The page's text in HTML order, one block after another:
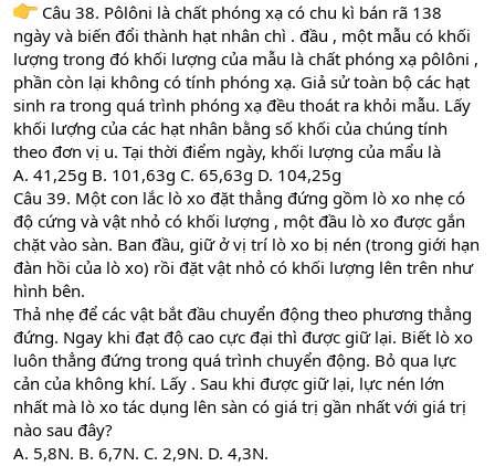
Câu 38. Pôlôni là chất phóng xạ có chu kì bán rã 138
ngày và biến đổi thành hạt nhân chì . đầu , một mẫu có khối
lượng trong đó khối lượng của mẫu là chất phóng xạ pôlôni ,
phần còn lại không có tính phóng xạ. Giả sử toàn bộ các hạt
sinh ra trong quá trình phóng xạ đều thoát ra khỏi mẫu. Lấy
khối lượ̛ng của các hạt nhân bằng số khối của chúng tính
theo đơn vị u. Tại thời điểm ngày, khối lượng của mẩu là
A. 41,25g B. 101,63g C. 65,63g D. 104,25g
Câu 39. Một con lắc lò xo đặt thẳng đứng gồm lò xo nhẹ có
độ cứng và vật nhỏ có khối lượng , một đầu lò xo được gắn
chặt vào sàn. Ban đầu, giữ ở vị trí lò xo bị nén (trong giới hạn
đàn hồi của lò xo) rồi đặt vật nhỏ có khối lượng lên trên như
hình bên.
Thả nhẹ để các vật bắt đầu chuyển động theo phương thẳng
đứng. Ngay khi đạt độ cao cực đại thì được giữ lại. Biết lò xo
luôn thẳng đứng trong quá trình chuyển động. Bỏ qua lực
cản của không khí. Lấy . Sau khi được giữ lại, lực nén lớn
nhất mà lò xo tác dụng lên sàn có giá trị gần nhất với giá trị
nào sau đây?
A. 5,8N. B. 6,7N. C. 2,9N. D. 4,3N.